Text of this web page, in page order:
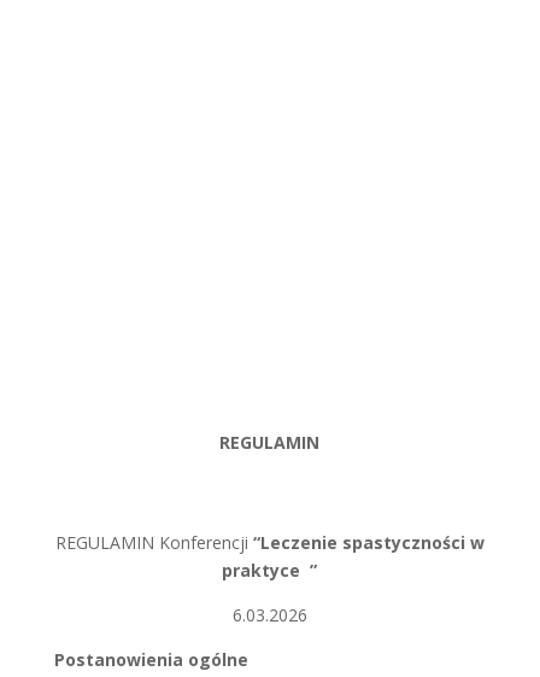
REGULAMIN
REGULAMIN Konferencji “Leczenie spastyczności w
praktyce ”
6.03.2026
Postanowienia ogólne